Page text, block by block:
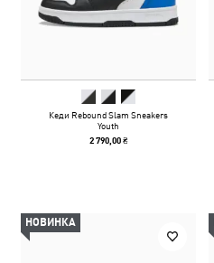
Кеди Rebound Slam Sneakers
Youth
2 790,00 ₴
НОВИНКА